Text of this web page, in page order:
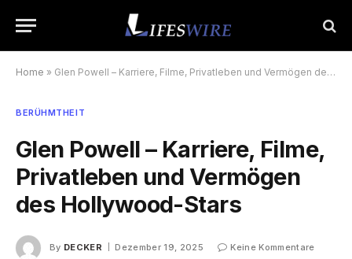
Home » Glen Powell – Karriere, Filme, Privatleben und Vermögen des Hollywood-Stars
BERÜHMTHEIT
Glen Powell – Karriere, Filme,
Privatleben und Vermögen
des Hollywood-Stars
By DECKER Dezember 19, 2025
Keine Kommentare